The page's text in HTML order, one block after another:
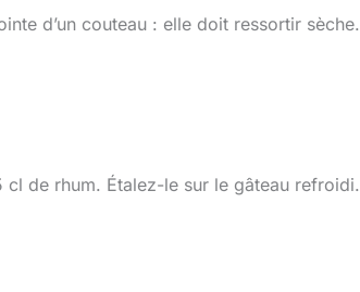
d’un couteau : elle doit ressortir sèche.
de rhum. Étalez-le sur le gâteau refroidi.